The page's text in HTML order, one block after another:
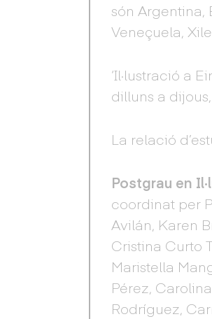
són Argentina,
Veneçuela,
‘Il·lustració a
dilluns a
La relació
Postgrau en
coordinat per
Avilán, Karen
Cristina Curto
Maristella
Pérez,
Rodríguez,